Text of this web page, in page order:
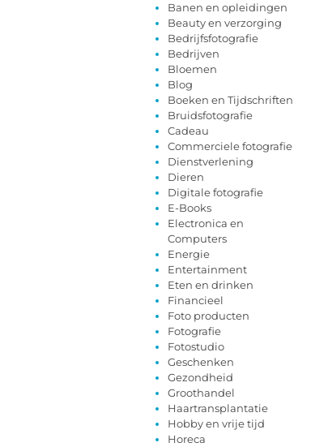
Banen en opleidingen
Beauty en verzorging
Bedrijfsfotografie
Bedrijven
Bloemen
Blog
Boeken en Tijdschriften
Bruidsfotografie
Cadeau
Commerciele fotografie
Dienstverlening
Dieren
Digitale fotografie
E-Books
Electronica en
Computers
Energie
Entertainment
Eten en drinken
Financieel
Foto producten
Fotografie
Fotostudio
Geschenken
Gezondheid
Groothandel
Haartransplantatie
Hobby en vrije tijd
Horeca